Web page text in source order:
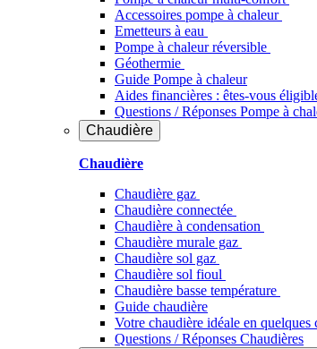
Accessoires pompe à chaleur
Emetteurs à eau
Pompe à chaleur réversible
Géothermie
Guide Pompe à chaleur
Aides financières : êtes-vous
Questions / Réponses Pompe à
Chaudière
Chaudière
Chaudière gaz
Chaudière connectée
Chaudière à condensation
Chaudière murale gaz
Chaudière sol gaz
Chaudière sol fioul
Chaudière basse température
Guide chaudière
Votre chaudière idéale en quelques
Questions / Réponses Chaudières